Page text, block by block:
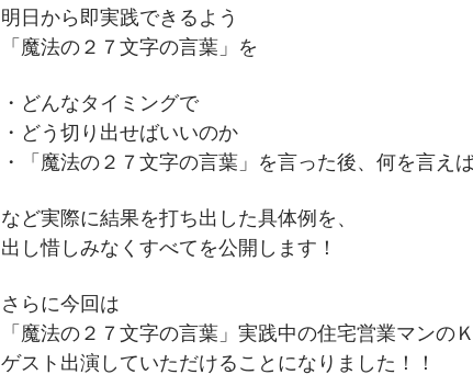
明日から即実践できるよう
「魔法の２７文字の言葉」を
・どんなタイミングで
・どう切り出せばいいのか
・「魔法の２７文字の言葉」を言った後、何を言え
など実際に結果を打ち出した具体例を、
出し惜しみなくすべてを公開します！
さらに今回は
「魔法の２７文字の言葉」実践中の住宅営業マンの
ゲスト出演していただけることになりました！！